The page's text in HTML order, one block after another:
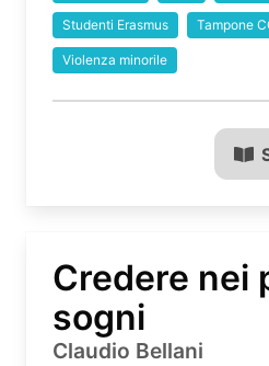
Studenti Erasmus Tampone
Violenza minorile
Credere nei
sogni
Claudio Bellani